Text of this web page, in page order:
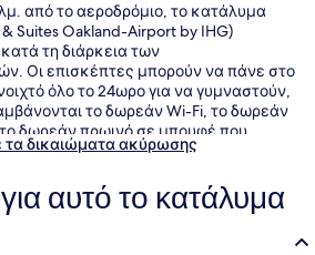
από το αεροδρόμιο, το κατάλυμα
Suites Oakland-Airport by IHG)
τη διάρκεια των
Οι επισκέπτες μπορούν να πάνε στο
όλο το 24ωρο για να γυμναστούν,
το δωρεάν Wi-Fi, το δωρεάν
δωρεάν πρωινό σε μπουφέ που
6:30 π.μ. και 9:30 π.μ.. Επίσης, σε
Oakland. Για το εξυπηρετικό
απόσταση από το αεροδρόμιο το
από τους ταξιδιώτες.
τα δικαιώματα ακύρωσης
αυτό το κατάλυμα